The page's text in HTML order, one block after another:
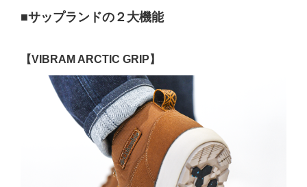
■サップランドの２大機能
【VIBRAM ARCTIC GRIP】